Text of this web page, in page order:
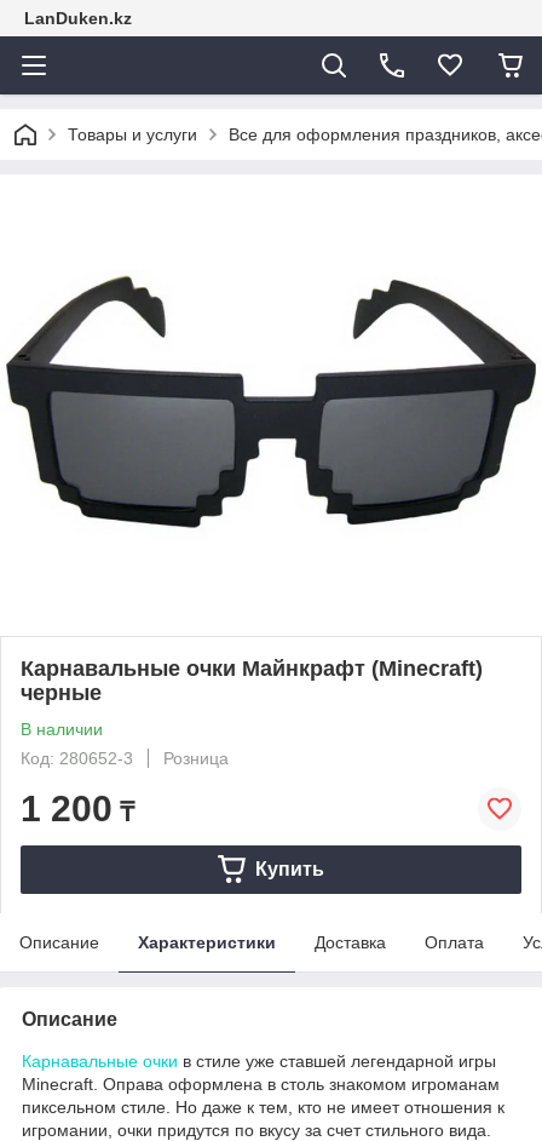
LanDuken.kz
Товары и услуги Все для оформления праздников,
Карнавальные очки Майнкрафт (Minecraft)
черные
В наличии
Код: 280652-3
Розница
1 200 ₸
Купить
Описание Характеристики Доставка Оплата
Описание
Карнавальные очки в стиле уже ставшей легендарной игры
Minecraft. Оправа оформлена в столь знакомом игроманам
пиксельном стиле. Но даже к тем, кто не имеет отношения к
игромании, очки придутся по вкусу за счет стильного вида.